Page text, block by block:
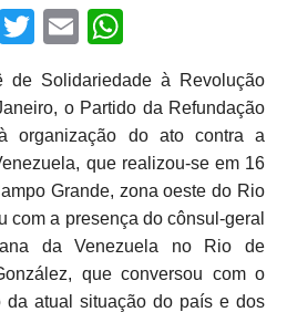
F
c
T
w
it
te
r
E
m
ai
l
h
at
s
A
p
p
de Solidariedade à Revolução
o Partido da Refundação
organização do ato contra a
que realizou-se em 16
Grande, zona oeste do Rio
com a presença do cônsul-geral
da Venezuela no Rio de
que conversou com o
da atual situação do país e dos